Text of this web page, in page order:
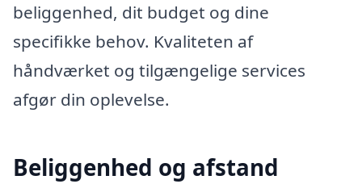
beliggenhed, dit budget og dine
specifikke behov. Kvaliteten af
håndværket og tilgængelige services
afgør din oplevelse.
Beliggenhed og afstand